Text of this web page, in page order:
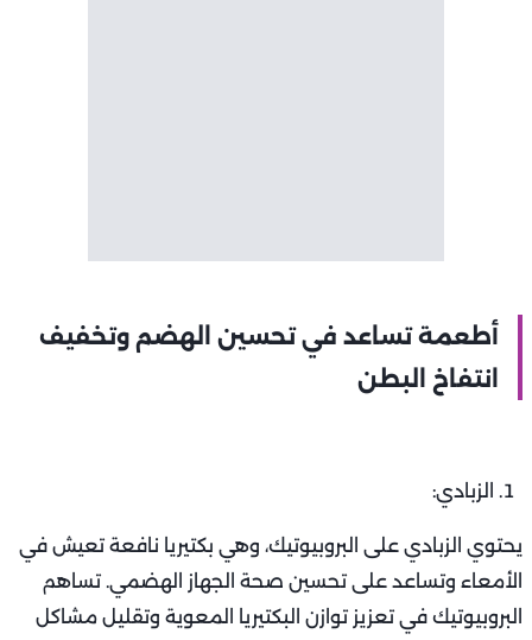
أطعمة تساعد في تحسين الهضم وتخفيف
انتفاخ البطن
الزبادي:
يحتوي الزبادي على البروبيوتيك، وهي بكتيريا نافعة تعيش في
الأمعاء وتساعد على تحسين صحة الجهاز الهضمي. تساهم
البروبيوتيك في تعزيز توازن البكتيريا المعوية وتقليل مشاكل